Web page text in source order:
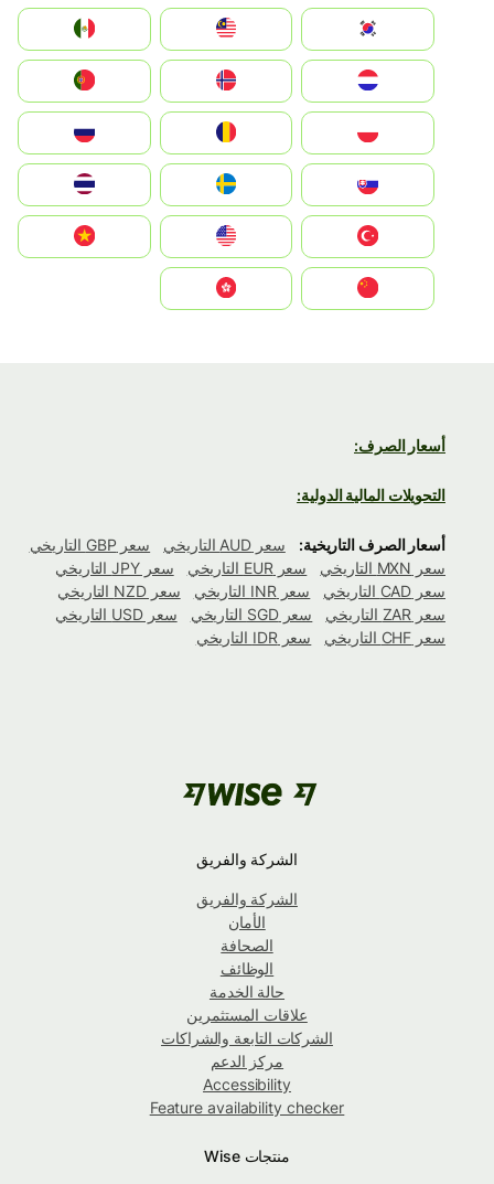
South Korea
Nederland
Portugal
România
Slovensko
United States
Vietnam
أسعار الصرف:
التحويلات المالية الدولية:
أسعار الصرف التاريخية: سعر AUD التاريخي
سعر GBP التاريخي
سعر MXN التاريخي
سعر EUR التاريخي
سعر JPY التاريخي
سعر CAD التاريخي
سعر INR التاريخي
سعر NZD التاريخي
سعر ZAR التاريخي
سعر SGD التاريخي
سعر USD التاريخي
سعر CHF التاريخي
سعر IDR التاريخي
الشركة والفريق
الشركة والفريق
الأمان
الصحافة
الوظائف
حالة الخدمة
علاقات المستثمرين
الشركات التابعة والشراكات
مركز الدعم
Accessibility
Feature availability checker
منتجات Wise